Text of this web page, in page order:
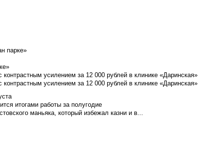
парке»
усилением за 12 000 рублей в клинике «Даринская»
усилением за 12 000 рублей в клинике «Даринская»
итогами работы за полугодие
маньяка, который избежал казни и в...